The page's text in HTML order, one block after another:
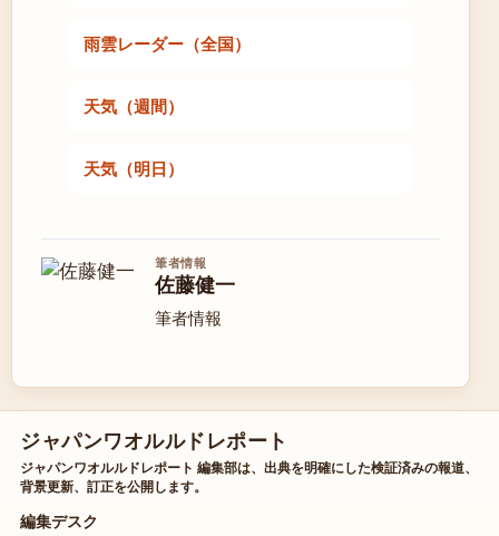
雨雲レーダー（全国）
天気（週間）
天気（明日）
筆者情報
佐藤健一
筆者情報
ジャパンワオルルドレポート
ジャパンワオルルドレポート 編集部は、出典を明確にした検証済みの報道、
背景更新、訂正を公開します。
編集デスク